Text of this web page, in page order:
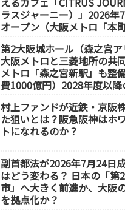
ラスジャーニー）」2026
オープン（大阪メトロ「本
第2大阪城ホール（森之宮ア
大阪メトロと三菱地所の共同開
メトロ「森之宮新駅」も整
費1000億円）2028年度以
村上ファンドが近鉄・京阪
た狙いとは？阪急阪神はホ
トになれるのか？
副首都法が2026年7月24日
はどう変わる？ 日本の「第
市」へ大きく前進か、大阪
を拠点化か？